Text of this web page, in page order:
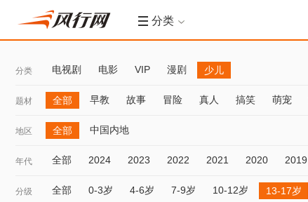
分类
分类 电视剧 电影 VIP 漫剧 少儿
题材 全部 早教 故事 冒险 真人 搞笑 萌宠
地区 全部 中国内地
年代 全部 2024 2023 2022 2021 2020 2019
分级 全部 0-3岁 4-6岁 7-9岁 10-12岁 13-17岁